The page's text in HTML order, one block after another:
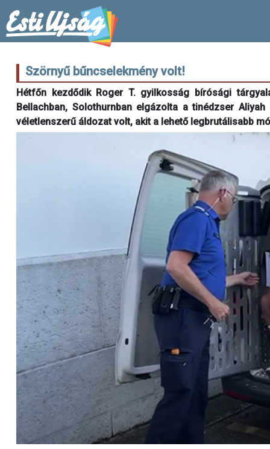
Szörnyű bűncselekmény volt!
Hétfőn kezdődik Roger T. gyilkosság bírósági
Bellachban, Solothurnban elgázolta a tinédzser
véletlenszerű áldozat volt, akit a lehető legbrutálisabb